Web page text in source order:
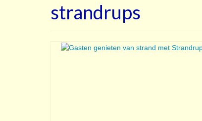
strandrups